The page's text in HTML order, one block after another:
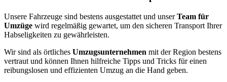
Unsere Fahrzeuge sind bestens ausgestattet und unserTeam für
Umzüge wird regelmäßig gewartet, um den sicheren Transport Ihrer
Habseligkeiten zu gewährleisten.
Wir sind als örtliches Umzugsunternehmen mit der Region bestens
vertraut und können Ihnen hilfreiche Tipps und Tricks für einen
reibungslosen und effizienten Umzug an die Hand geben.